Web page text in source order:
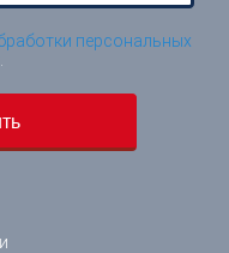
персональных